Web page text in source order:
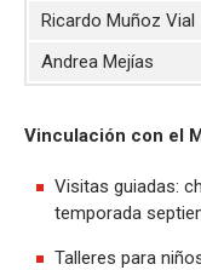
Ricardo Muñoz Vial
Andrea Mejías
Vinculación con el
Visitas guiadas:
temporada
Talleres para